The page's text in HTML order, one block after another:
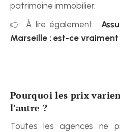
patrimoine immobilier.
👉 À lire également :
Marseille : est-ce vraiment
Pourquoi les prix
l'autre ?
Toutes les agences ne